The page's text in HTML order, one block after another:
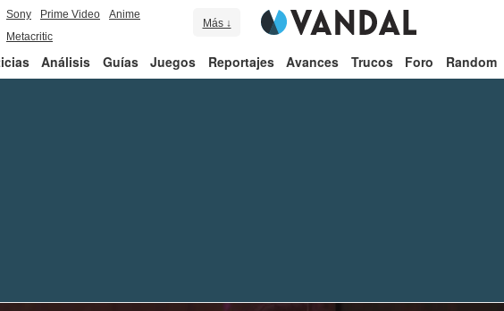
Sony Prime Video
Anime
Metacritic
Más ↓
Análisis Guías Juegos Reportajes Avances Trucos Foro Random